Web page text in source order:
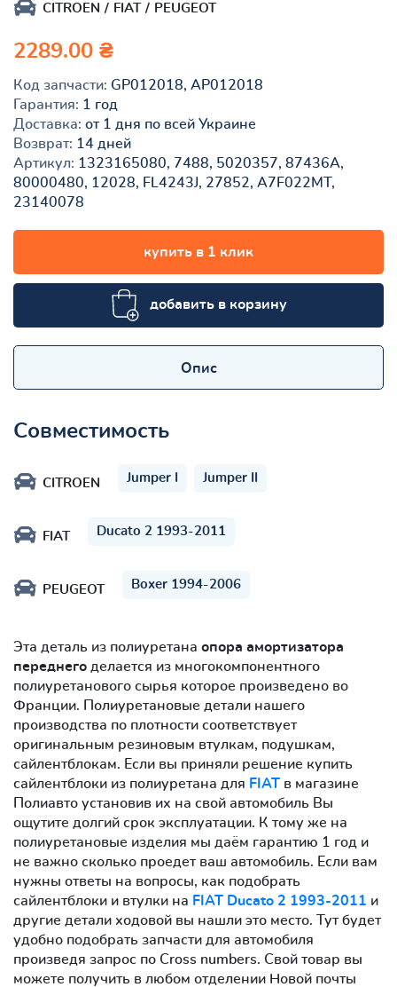
CITROEN FIAT PEUGEOT
2289.00 ₴
Код запчасти: GP012018, AP012018
Гарантия: 1 год
Доставка: от 1 дня по всей Украине
Возврат: 14 дней
Артикул: 1323165080, 7488, 5020357, 87436A,
80000480, 12028, FL4243J, 27852, A7F022MT,
23140078
купить в 1 клик
добавить в корзину
Опис
Совместимость
CITROEN Jumper I Jumper II
FIAT Ducato 2 1993-2011
PEUGEOT Boxer 1994-2006
Эта деталь из полиуретана опора амортизатора
переднего делается из многокомпонентного
полиуретанового сырья которое произведено во
Франции. Полиуретановые детали нашего
производства по плотности соответствует
оригинальным резиновым втулкам, подушкам,
сайлентблокам. Если вы приняли решение купить
сайлентблоки из полиуретана для FIAT в магазине
Полиавто установив их на свой автомобиль Вы
ощутите долгий срок эксплуатации. К тому же на
полиуретановые изделия мы даём гарантию 1 год и
не важно сколько проедет ваш автомобиль. Если вам
нужны ответы на вопросы, как подобрать
сайлентблоки и втулки на FIAT Ducato 2 1993-2011 и
другие детали ходовой вы нашли это место. Тут будет
удобно подобрать запчасти для автомобиля
произведя запрос по Cross numbers. Свой товар вы
можете получить в любом отделении Новой почты